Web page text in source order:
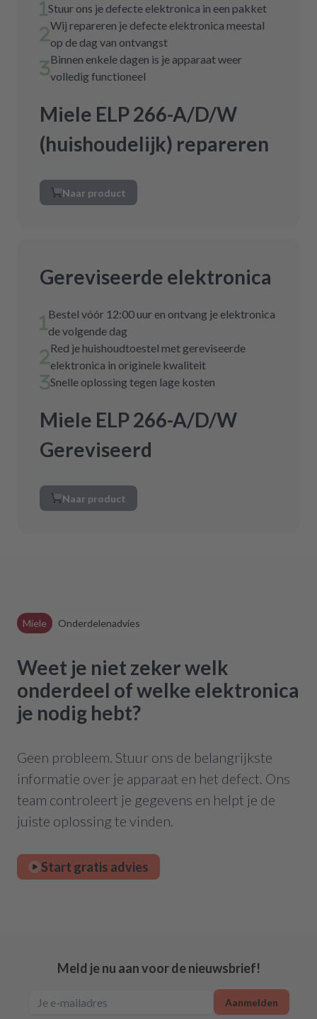
Stuur ons je defecte elektronica in een pakket
Wij repareren je defecte elektronica meestal
op de dag van ontvangst
Binnen enkele dagen is je apparaat weer
volledig functioneel
Miele ELP 266-A/D/W
(huishoudelijk) repareren
Naar product
Gereviseerde elektronica
Bestel vóór 12:00 uur en ontvang je elektronica
de volgende dag
Red je huishoudtoestel met gereviseerde
elektronica in originele kwaliteit
Snelle oplossing tegen lage kosten
Miele ELP 266-A/D/W
Gereviseerd
Naar product
Miele Onderdelenadvies
Weet je niet zeker welk
onderdeel of welke elektronica
je nodig hebt?
Geen probleem. Stuur ons de belangrijkste
informatie over je apparaat en het defect. Ons
team controleert je gegevens en helpt je de
juiste oplossing te vinden.
Start gratis advies
Meld je nu aan voor de nieuwsbrief!
Aanmelden